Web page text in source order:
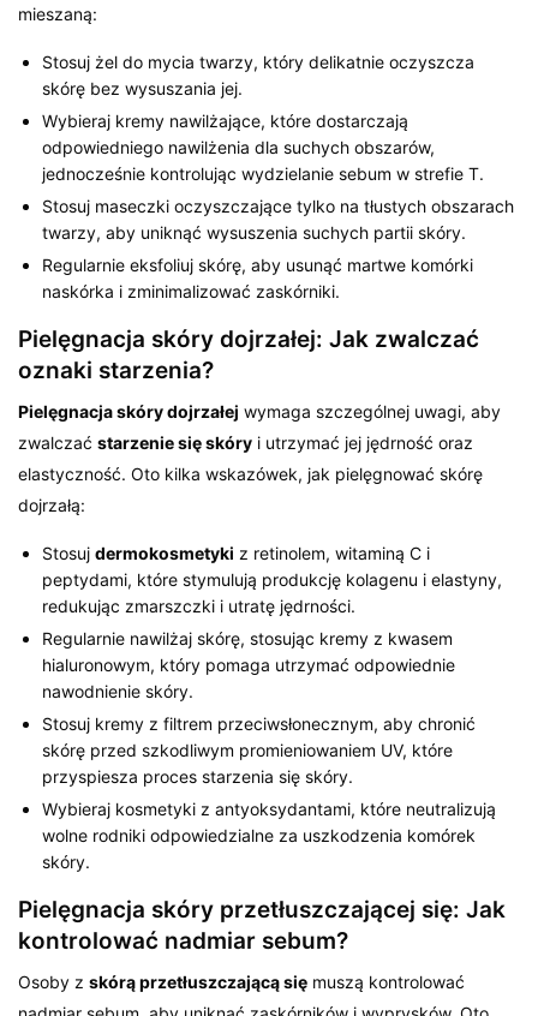
mieszaną:
Stosuj żel do mycia twarzy, który delikatnie oczyszcza
skórę bez wysuszania jej.
Wybieraj kremy nawilżające, które dostarczają
odpowiedniego nawilżenia dla suchych obszarów,
jednocześnie kontrolując wydzielanie sebum w strefie T.
Stosuj maseczki oczyszczające tylko na tłustych obszarach
twarzy, aby uniknąć wysuszenia suchych partii skóry.
Regularnie eksfoliuj skórę, aby usunąć martwe komórki
naskórka i zminimalizować zaskórniki.
Pielęgnacja skóry dojrzałej: Jak zwalczać
oznaki starzenia?
Pielęgnacja skóry dojrzałej wymaga szczególnej uwagi, aby
zwalczaćstarzenie się skóry i utrzymać jej jędrność oraz
elastyczność. Oto kilka wskazówek, jak pielęgnować skórę
dojrzałą:
Stosuj dermokosmetyki z retinolem, witaminą C i
peptydami, które stymulują produkcję kolagenu i elastyny,
redukując zmarszczki i utratę jędrności.
Regularnie nawilżaj skórę, stosując kremy z kwasem
hialuronowym, który pomaga utrzymać odpowiednie
nawodnienie skóry.
Stosuj kremy z filtrem przeciwsłonecznym, aby chronić
skórę przed szkodliwym promieniowaniem UV, które
przyspiesza proces starzenia się skóry.
Wybieraj kosmetyki z antyoksydantami, które neutralizują
wolne rodniki odpowiedzialne za uszkodzenia komórek
skóry.
Pielęgnacja skóry przetłuszczającej się: Jak
kontrolować nadmiar sebum?
Osoby zskórą przetłuszczającą się muszą kontrolować